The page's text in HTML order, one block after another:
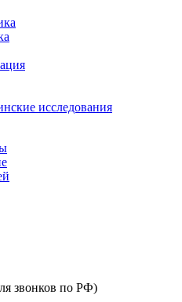
исследования
звонков по РФ)